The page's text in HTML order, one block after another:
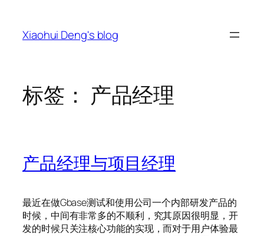
Xiaohui Deng's blog
标签： 产品经理
产品经理与项目经理
最近在做Gbase测试和使用公司一个内部研发产品的
时候，中间有非常多的不顺利，究其原因很明显，开
发的时候只关注核心功能的实现，而对于用户体验最